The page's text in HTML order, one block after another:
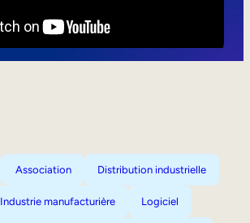
Association Distribution industrielle
Industrie manufacturière Logiciel